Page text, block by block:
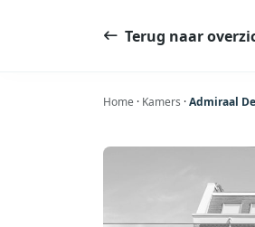
Terug naar
Home · Kamers ·Admiraal